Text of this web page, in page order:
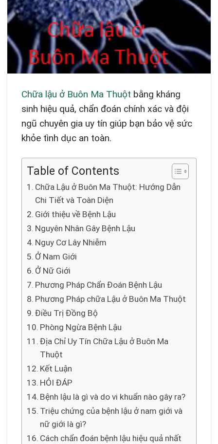
Chữa lậu ở Buôn Ma Thuột bằng kháng
sinh hiệu quả, chẩn đoán chính xác và đội
ngũ chuyên gia uy tín giúp bạn bảo vệ sức
khỏe tình dục an toàn.
Table of Contents
Chữa Lậu ở Buôn Ma Thuột: Hướng Dẫn
Chi Tiết và Toàn Diện
Giới thiệu về Bệnh Lậu
Nguyên Nhân Gây Bệnh Lậu
Nguy Cơ Lây Nhiễm
Ở Nam Giới
Ở Nữ Giới
Phương Pháp Chẩn Đoán Bệnh Lậu
Phương Pháp chữa Lậu ở Buôn Ma Thuột
Điều Trị Đồng Bộ
Phòng Ngừa Bệnh Lậu
Địa Chỉ Uy Tín Chữa Lậu ở Buôn Ma
Thuột
Kết Luận
HỎI ĐÁP
Bệnh lậu là gì và do vi khuẩn nào gây ra?
Triệu chứng của bệnh lậu ở nam giới và
nữ giới là gì?
Cách chẩn đoán bệnh lậu hiệu quả nhất